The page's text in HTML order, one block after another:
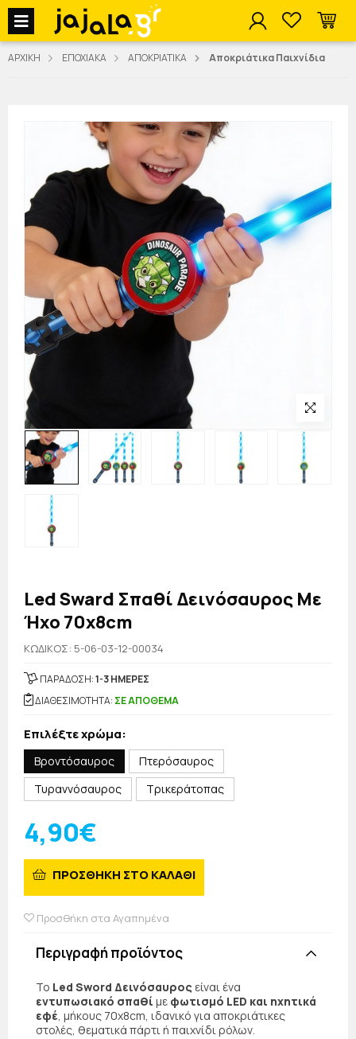
jajala Menu
ΑΡΧΙΚΗ ΕΠΟΧΙΑΚΑ ΑΠΟΚΡΙΑΤΙΚΑ Αποκριάτικα Παιχνίδια
Led Sward Σπαθί Δεινόσαυρος Με
Ήχο 70x8cm
KΩΔΙΚΟΣ: 5-06-03-12-00034
ΠΑΡΑΔΟΣΗ:1-3 ΗΜΕΡΕΣ
ΔΙΑΘΕΣΙΜΟΤΗΤΑ: ΣΕ ΑΠΟΘΕΜΑ
Επιλέξτε χρώμα:
Βροντόσαυρος
Πτερόσαυρος
Τυραννόσαυρος
Τρικεράτοπας
4,90€
ΠΡΟΣΘΗΚΗ ΣΤΟ ΚΑΛΑΘΙ
Προσθήκη στα Αγαπημένα
Περιγραφή προϊόντος
Το Led Sword Δεινόσαυρος είναι ένα
εντυπωσιακό σπαθί με φωτισμό LED και ηχητικά
εφέ, μήκους 70x8cm, ιδανικό για αποκριάτικες
στολές, θεματικά πάρτι ή παιχνίδι ρόλων.